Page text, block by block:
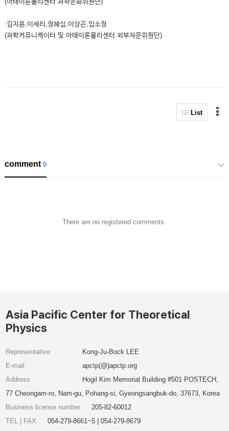
:김지윤,이세리,정혜심,이상곤,임소정
(과학커뮤니케이터 및 아태이론물리센터 외부자문위원단)
List
comment0
There are no registered comments.
Asia Pacific Center for Theoretical
Physics
Representative
Kong-Ju-Bock LEE
E-mail
apctp(@)apctp.org
Address
Hogil Kim Memorial Building #501 POSTECH,
77 Cheongam-ro, Nam-gu, Pohang-si, Gyeongsangbuk-do, 37673, Korea
Business license number
205-82-60012
TEL | FAX
054-279-8661~5 | 054-279-8679